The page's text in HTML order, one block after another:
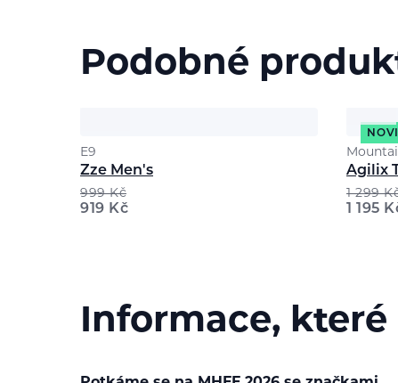
Podobné
E9
Zze Men's
999Kč
919 Kč
Agilix
1 299
1 195
Informace,